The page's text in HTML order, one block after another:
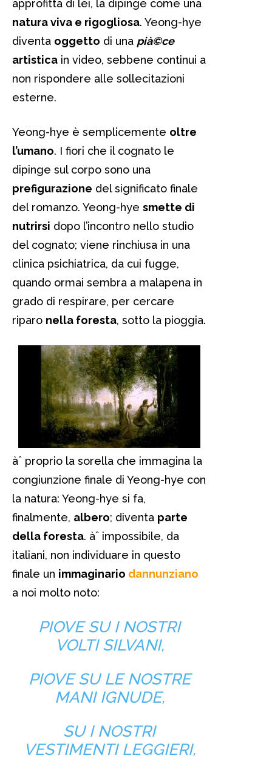
approfitta di lei, la dipinge come una
natura viva e rigogliosa. Yeong-hye
diventa oggetto di una pià©ce
artistica in video, sebbene continui a
non rispondere alle sollecitazioni
esterne.
Yeong-hye è semplicemente oltre
l’umano. I fiori che il cognato le
dipinge sul corpo sono una
prefigurazione del significato finale
del romanzo. Yeong-hye smette di
nutrirsi dopo l’incontro nello studio
del cognato; viene rinchiusa in una
clinica psichiatrica, da cui fugge,
quando ormai sembra a malapena in
grado di respirare, per cercare
riparo nella foresta, sotto la pioggia.
àˆ proprio la sorella che immagina la
congiunzione finale di Yeong-hye con
la natura: Yeong-hye si fa,
finalmente, albero; diventa parte
della foresta. àˆ impossibile, da
italiani, non individuare in questo
finale un immaginario dannunziano
a noi molto noto:
PIOVE SU I NOSTRI
VOLTI SILVANI,
PIOVE SU LE NOSTRE
MANI IGNUDE,
SU I NOSTRI
VESTIMENTI LEGGIERI,